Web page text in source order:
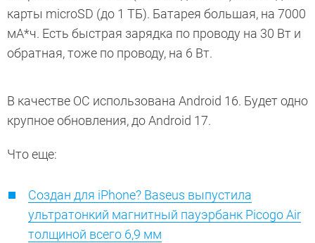
карты microSD (до 1 ТБ). Батарея большая, на 7000
мА*ч. Есть быстрая зарядка по проводу на 30 Вт и
обратная, тоже по проводу, на 6 Вт.
В качестве ОС использована Android 16. Будет одно
крупное обновления, до Android 17.
Что еще:
Создан для iPhone? Baseus выпустила
ультратонкий магнитный пауэрбанк Picogo Air
толщиной всего 6,9 мм